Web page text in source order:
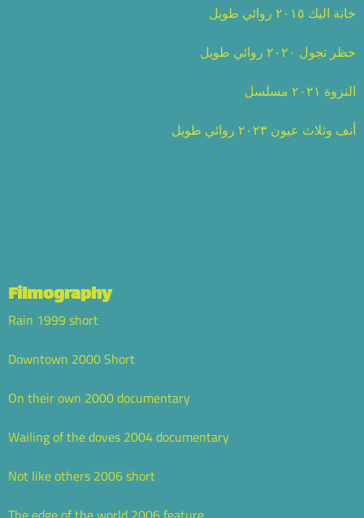
خانة اليك ٢٠١٥ روائي طويل
حظر تجول ٢٠٢٠ روائي طويل
النزوة ٢٠٢١ مسلسل
أنف وثلاث عيون ٢٠٢٣ روائي طويل
Filmography
Rain 1999 short
Downtown 2000 Short
On their own 2000 documentary
Wailing of the doves 2004 documentary
Not like others 2006 short